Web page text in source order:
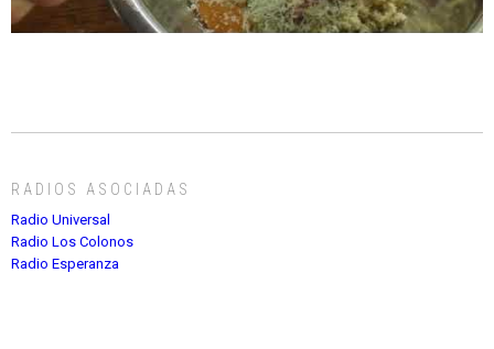
RADIOS ASOCIADAS
Radio Universal
Radio Los Colonos
Radio Esperanza